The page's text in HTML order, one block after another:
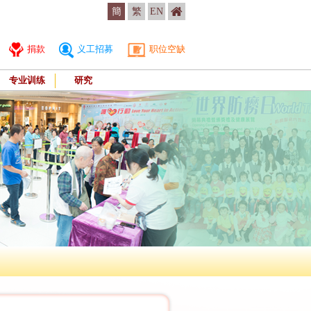
簡 繁 EN
捐款 义工招募 职位空缺
专业训练 研究